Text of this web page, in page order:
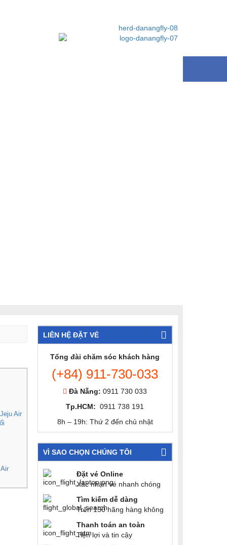
Air
LIÊN HỆ ĐẶT VÉ
Tổng đài chăm sóc khách hàng
(+84) 911-730-033
Đà Nẵng: 0911 730 033
Tp.HCM: 0911 738 191
8h – 19h: Thứ 2 đến chủ nhật
VÌ SAO CHỌN CHÚNG TÔI
Đặt vé Online
Xác nhận vé nhanh chóng
Tìm kiếm dễ dàng
Trên 150 hãng hàng không
Thanh toán an toàn
Tiện lợi và tin cậy